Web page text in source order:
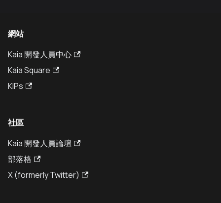
網站
Kaia 開發人員中心
Kaia Square
KIPs
社區
Kaia 開發人員論壇
部落格
X (formerly Twitter)